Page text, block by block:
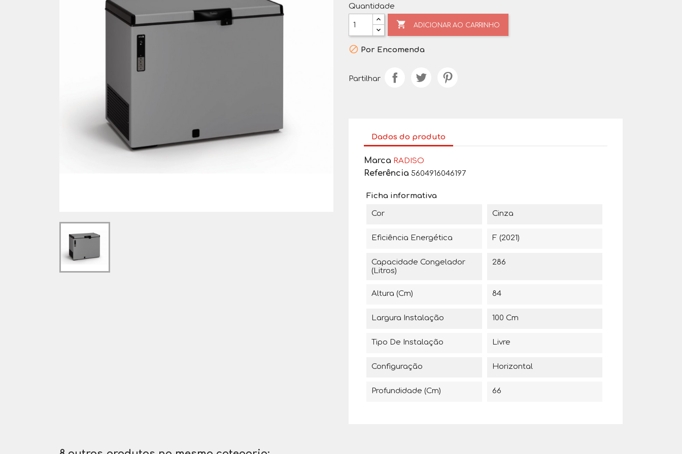
Quantidade
 ADICIONAR AO CARRINHO
 Por Encomenda
Partilhar
Dados do produto
Marca RADISO
Referência 5604916046197
Ficha informativa
Cor Cinza
Eficiência Energética F (2021)
Capacidade Congelador
(Litros)
286
Altura (cm) 84
Largura Instalação 100 Cm
Tipo De Instalação Livre
Configuração Horizontal
Profundidade (cm) 66